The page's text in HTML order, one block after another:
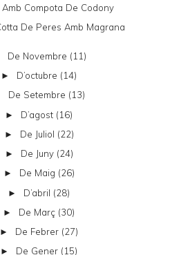
Amb Compota De Codony
De Peres Amb Magrana
De Novembre (11)
► D’octubre (14)
De Setembre (13)
► D’agost (16)
► De Juliol (22)
► De Juny (24)
► De Maig (26)
► D’abril (28)
► De Març (30)
► De Febrer (27)
► De Gener (15)